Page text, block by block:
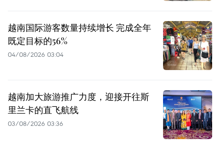
越南国际游客数量持续增长 完成全年
既定目标的56%
04/08/2026 03:04
越南加大旅游推广力度，迎接开往斯
里兰卡的直飞航线
03/08/2026 03:36